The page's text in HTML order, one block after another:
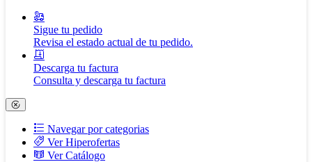
Sigue tu pedido
Revisa el estado actual de tu pedido.
Descarga tu factura
Consulta y descarga tu factura
Navegar por categorias
Ver Hiperofertas
Ver Catálogo